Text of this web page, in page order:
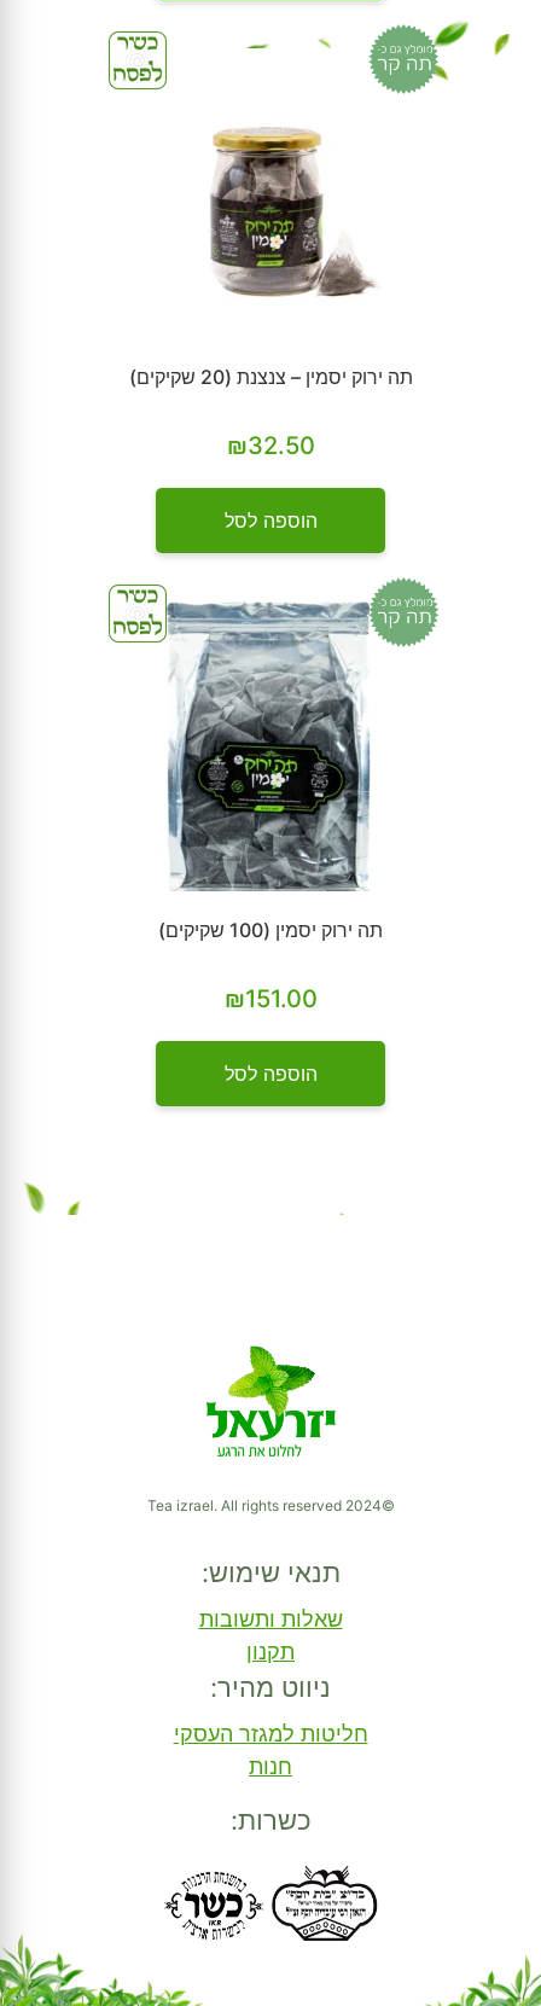
תה ירוק יסמין – צנצנת (20 שקיקים)
₪32.50
הוספה לסל
תה ירוק יסמין (100 שקיקים)
₪151.00
הוספה לסל
©2024 Tea izrael. All rights reserved
תנאי שימוש:
שאלות ותשובות
תקנון
ניווט מהיר:
חליטות למגזר העסקי
חנות
כשרות: